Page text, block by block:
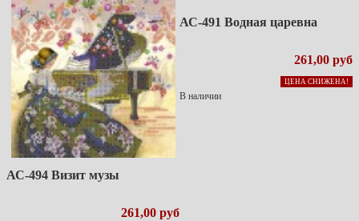
АС-494 Визит музы
261,00 руб
АС-491 Водная царевна
261,00 руб
ЦЕНА СНИЖЕНА!
В наличии